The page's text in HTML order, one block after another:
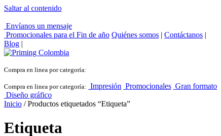
Saltar al contenido
Envíanos un mensaje
Promocionales para el Fin de año Quiénes somos | Contáctanos |
Blog |
Compra en linea por categoría:
Compra en linea por categoría: Impresión Promocionales Gran formato
Diseño gráfico
Inicio / Productos etiquetados “Etiqueta”
Etiqueta